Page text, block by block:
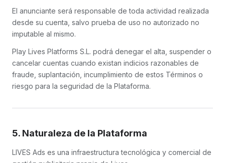
El anunciante será responsable de toda actividad realizada
desde su cuenta, salvo prueba de uso no autorizado no
imputable al mismo.
Play Lives Platforms S.L. podrá denegar el alta, suspender o
cancelar cuentas cuando existan indicios razonables de
fraude, suplantación, incumplimiento de estos Términos o
riesgo para la seguridad de la Plataforma.
5. Naturaleza de la Plataforma
LIVES Ads es una infraestructura tecnológica y comercial de